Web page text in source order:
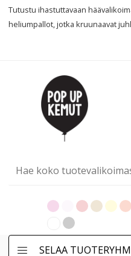
Tutustu ihastuttavaan
heliumpallot, jotka kruunaavat
SELAA